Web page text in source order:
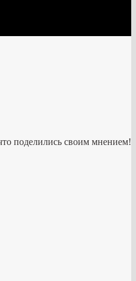
поделились своим мнением!